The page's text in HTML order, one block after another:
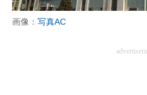
画像： 写真AC